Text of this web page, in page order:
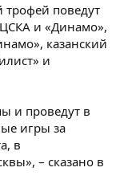
трофей поведут
и «Динамо»,
казанский
и
и проведут в
игры за
в
– сказано в